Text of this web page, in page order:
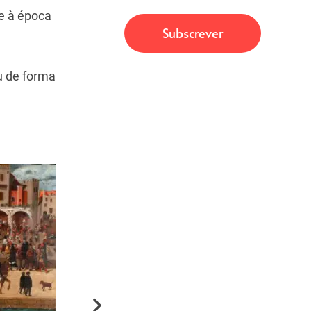
à época
de forma